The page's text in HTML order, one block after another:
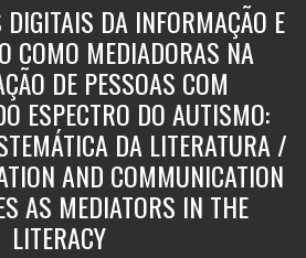
DA INFORMAÇÃO E
COMO MEDIADORAS NA
DE PESSOAS COM
ESPECTRO DO AUTISMO:
DA LITERATURA /
AND COMMUNICATION
AS MEDIATORS IN THE
LITERACY